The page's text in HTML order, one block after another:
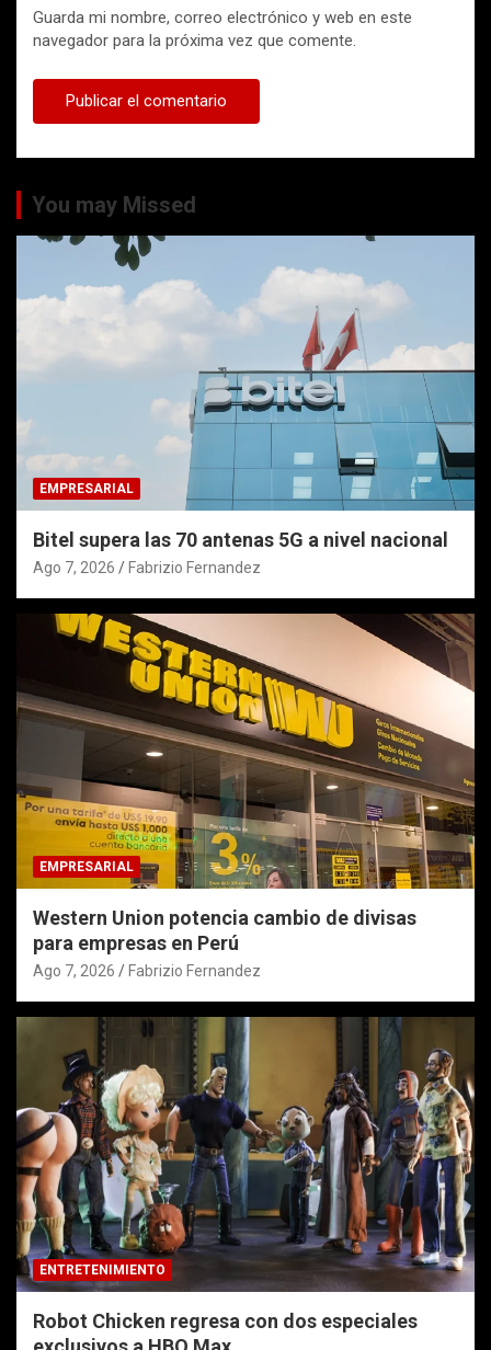
Guarda mi nombre, correo electrónico y web en este
navegador para la próxima vez que comente.
You may Missed
EMPRESARIAL
Bitel supera las 70 antenas 5G a nivel nacional
Ago 7, 2026 Fabrizio Fernandez
EMPRESARIAL
Western Union potencia cambio de divisas
para empresas en Perú
Ago 7, 2026 Fabrizio Fernandez
ENTRETENIMIENTO
Robot Chicken regresa con dos especiales